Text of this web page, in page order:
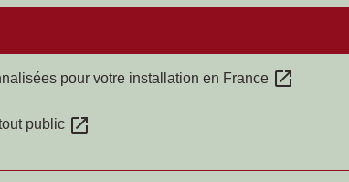
pour votre installation en France open_in_new
public open_in_new